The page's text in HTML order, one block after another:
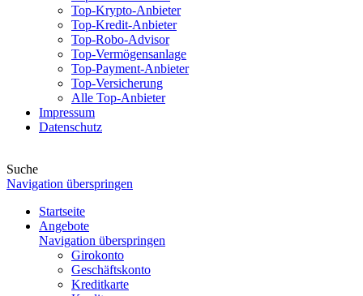
Top-Krypto-Anbieter
Top-Kredit-Anbieter
Top-Robo-Advisor
Top-Vermögensanlage
Top-Payment-Anbieter
Top-Versicherung
Alle Top-Anbieter
Impressum
Datenschutz
Suche
Navigation überspringen
Startseite
Angebote
Navigation überspringen
Girokonto
Geschäftskonto
Kreditkarte